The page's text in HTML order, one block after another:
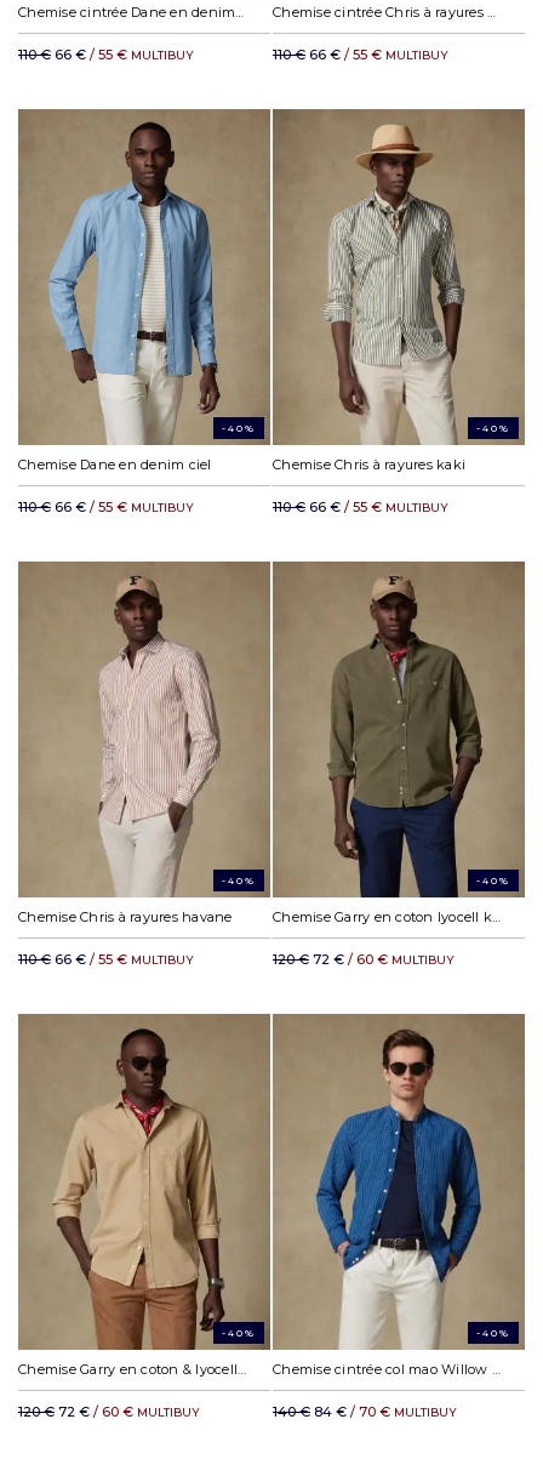
110 € 66 € / 55 € MULTIBUY 110 € 66 € / 55 € MULTIBUY
-40%
Chemise Dane en denim ciel
110 € 66 € / 55 € MULTIBUY
-40%
Chemise Chris à rayures kaki
110 € 66 € / 55 € MULTIBUY
-40%
Chemise Chris à rayures havane
110 € 66 € / 55 € MULTIBUY
-40%
Chemise Garry en coton lyocell kaki
120 € 72 € / 60 € MULTIBUY
-40%
Chemise Garry en coton & lyocell havane
120 € 72 € / 60 € MULTIBUY
-40%
Chemise cintrée col mao Willow à rayures indigo
140 € 84 € / 70 € MULTIBUY